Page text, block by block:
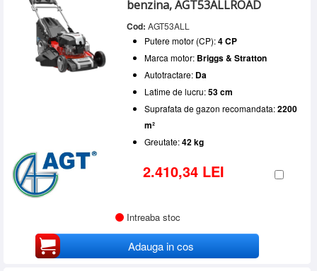
benzina, AGT53ALLROAD
Cod: AGT53ALL
Putere motor (CP):4 CP
Marca motor: Briggs & Stratton
Autotractare: Da
Latime de lucru:53 cm
Suprafata de gazon recomandata:2200
m²
Greutate:42 kg
2.410,34 LEI
Intreaba stoc
Adauga in cos